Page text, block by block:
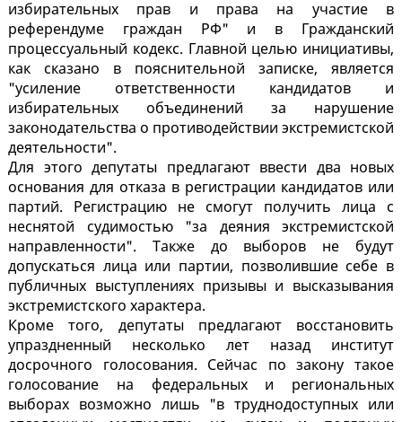
избирательных прав и права на участие в
референдуме граждан РФ" и в Гражданский
процессуальный кодекс. Главной целью инициативы,
как сказано в пояснительной записке, является
"усиление ответственности кандидатов и
избирательных объединений за нарушение
законодательства о противодействии экстремистской
деятельности".
Для этого депутаты предлагают ввести два новых
основания для отказа в регистрации кандидатов или
партий. Регистрацию не смогут получить лица с
неснятой судимостью "за деяния экстремистской
направленности". Также до выборов не будут
допускаться лица или партии, позволившие себе в
публичных выступлениях призывы и высказывания
экстремистского характера.
Кроме того, депутаты предлагают восстановить
упраздненный несколько лет назад институт
досрочного голосования. Сейчас по закону такое
голосование на федеральных и региональных
выборах возможно лишь "в труднодоступных или